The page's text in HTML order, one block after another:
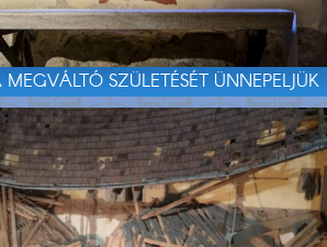
SZÜLETÉSÉT ÜNNEPELJÜK